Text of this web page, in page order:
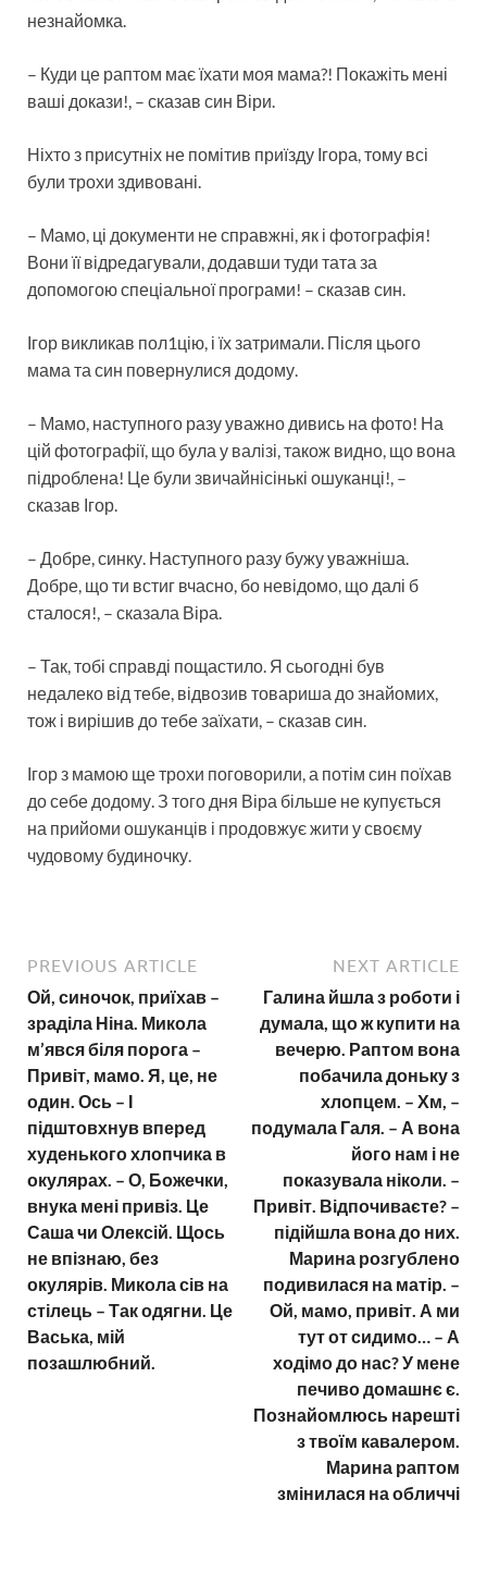
незнайомка.
– Куди це раптом має їхати моя мама?! Покажіть мені
ваші докази!, – сказав син Віри.
Ніхто з присутніх не помітив приїзду Ігора, тому всі
були трохи здивовані.
– Мамо, ці документи не справжні, як і фотографія!
Вони її відредагували, додавши туди тата за
допомогою спеціальної програми! – сказав син.
Ігор викликав пол1цію, і їх затримали. Після цього
мама та син повернулися додому.
– Мамо, наступного разу уважно дивись на фото! На
цій фотографії, що була у валізі, також видно, що вона
підроблена! Це були звичайнісінькі ошуканці!, –
сказав Ігор.
– Добре, синку. Наступного разу бужу уважніша.
Добре, що ти встиг вчасно, бо невідомо, що далі б
сталося!, – сказала Віра.
– Так, тобі справді пощастило. Я сьогодні був
недалеко від тебе, відвозив товариша до знайомих,
тож і вирішив до тебе заїхати, – сказав син.
Ігор з мамою ще трохи поговорили, а потім син поїхав
до себе додому. З того дня Віра більше не купується
на прийоми ошуканців і продовжує жити у своєму
чудовому будиночку.
PREVIOUS ARTICLE
Ой, синочок, приїхав –
зраділа Ніна. Микола
м’явся біля порога –
Привіт, мамо. Я, це, не
один. Ось – І
підштовхнув вперед
худенького хлопчика в
окулярах. – О, Божечки,
внука мені привіз. Це
Саша чи Олексій. Щось
не впізнаю, без
окулярів. Микола сів на
стілець – Так одягни. Це
Васька, мій
позашлюбний.
NEXT ARTICLE
Галина йшла з роботи і
думала, що ж купити на
вечерю. Раптом вона
побачила доньку з
хлопцем. – Хм, –
подумала Галя. – А вона
його нам і не
показувала ніколи. –
Привіт. Відпочиваєте? –
підійшла вона до них.
Марина розгублено
подивилася на матір. –
Ой, мамо, привіт. А ми
тут от сидимо… – А
ходімо до нас? У мене
печиво домашнє є.
Познайомлюсь нарешті
з твоїм кавалером.
Марина раптом
змінилася на обличчі